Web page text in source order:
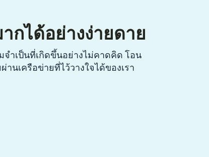
กได้อย่างง่ายดาย
ำเป็นที่เกิดขึ้นอย่างไม่คาดคิด โอน
นเครือข่ายที่ไว้วางใจได้ของเรา